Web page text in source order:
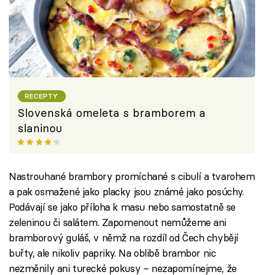
RECEPTY
Slovenská omeleta s bramborem a
slaninou
Nastrouhané brambory promíchané s cibulí a tvarohem
a pak osmažené jako placky jsou známé jako posúchy.
Podávají se jako příloha k masu nebo samostatně se
zeleninou či salátem. Zapomenout nemůžeme ani
bramborový guláš, v němž na rozdíl od Čech chybějí
buřty, ale nikoliv papriky. Na oblibě brambor nic
nezměnily ani turecké pokusy – nezapomínejme, že